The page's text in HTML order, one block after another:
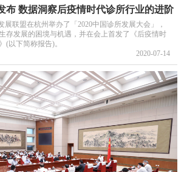
布 数据洞察后疫情时代诊所行业的进阶
展联盟在杭州举办了「2020中国诊所发展大会」，
存发展的困境与机遇，并在会上首发了《后疫情时
(以下简称报告)。
2020-07-14